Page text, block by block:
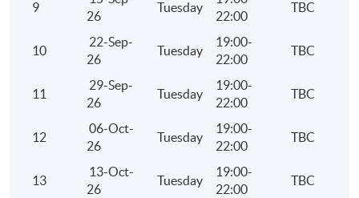
現時接受報名
9
26
Tuesday
22:00
TBC
10
22-Sep-
26
Tuesday
19:00-
22:00
TBC
11
29-Sep-
26
Tuesday
19:00-
22:00
TBC
12
06-Oct-
26
Tuesday
19:00-
22:00
TBC
13
13-Oct-
26
Tuesday
19:00-
22:00
TBC